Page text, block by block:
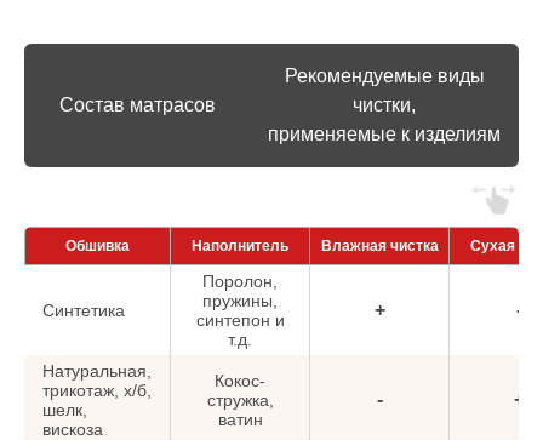
Состав матрасов
Рекомендуемые виды
чистки,
применяемые к изделиям
Обшивка Наполнитель Влажная чистка Сухая
Синтетика
Поролон,
пружины,
синтепон и
т.д.
+ -
Натуральная,
трикотаж, х/б,
шелк,
вискоза
Кокос-
стружка,
ватин
- +